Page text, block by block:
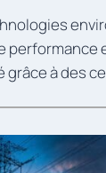
performance
grâce à des